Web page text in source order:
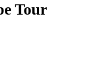
Tour